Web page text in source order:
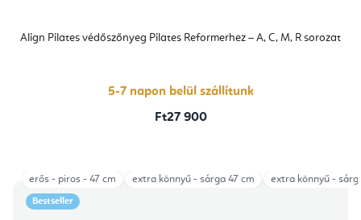
Align Pilates védőszőnyeg Pilates Reformerhez – A, C, M, R sorozat
5-7 napon belül szállítunk
Ft27 900
Bestseller
erős - piros - 47 cm extra könnyű - sárga 47 cm extra könnyű -